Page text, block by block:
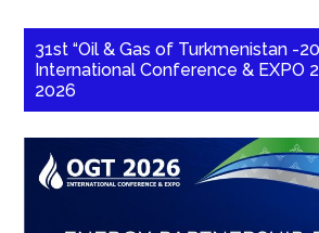
31st “Oil & Gas of Turkmenistan -
International Conference & EXPO
2026